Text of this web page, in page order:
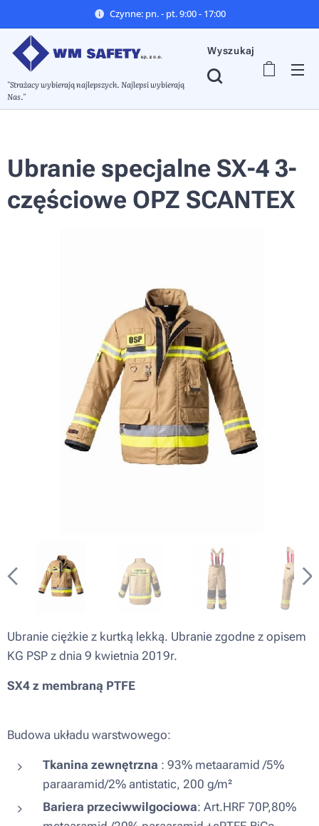
Czynne: pn. - pt. 9:00 - 17:00
"Strażacy wybierają najlepszych. Najlepsi wybierają
Nas."
Wyszukaj
Ubranie specjalne SX-4 3-
częściowe OPZ SCANTEX
Ubranie ciężkie z kurtką lekką. Ubranie zgodne z opisem
KG PSP z dnia 9 kwietnia 2019r.
SX4 z membraną PTFE
Budowa układu warstwowego:
Tkanina zewnętrzna : 93% metaaramid /5%
paraaramid/2% antistatic, 200 g/m²
Bariera przeciwwilgociowa: Art.HRF 70P,80%